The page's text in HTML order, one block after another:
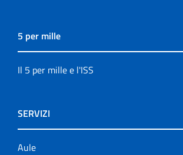
5 per mille
Il 5 per mille e l'ISS
SERVIZI
Aule